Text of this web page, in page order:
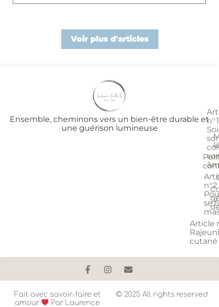
Voir plus d'articles
Ensemble, cheminons vers un bien-être durable et
une guérison lumineuse
n°2
se
Article
cutané
Fait avec savoir-faire et
amour
Par Laurence
© 2025 All rights reserved